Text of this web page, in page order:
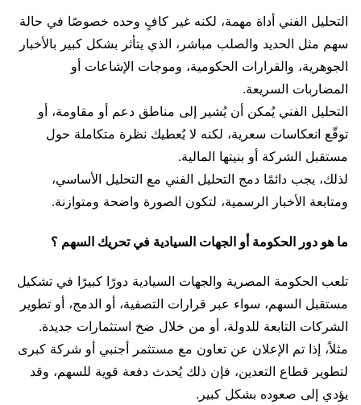
التحليل الفني أداة مهمة، لكنه غير كافٍ وحده خصوصًا في حالة
سهم مثل الحديد والصلب مباشر، الذي يتأثر بشكل كبير بالأخبار
الجوهرية، والقرارات الحكومية، وموجات الإشاعات أو
المضاربات السريعة.
التحليل الفني يُمكن أن يُشير إلى مناطق دعم أو مقاومة، أو
توقّع انعكاسات سعرية، لكنه لا يُعطيك نظرة متكاملة حول
مستقبل الشركة أو بنيتها المالية.
لذلك، يجب دائمًا دمج التحليل الفني مع التحليل الأساسي،
ومتابعة الأخبار الرسمية، لتكون الصورة واضحة ومتوازنة.
ما هو دور الحكومة أو الجهات السيادية في تحريك السهم ؟
تلعب الحكومة المصرية والجهات السيادية دورًا كبيرًا في تشكيل
مستقبل السهم، سواء عبر قرارات التصفية، أو الدمج، أو تطوير
الشركات التابعة للدولة، أو من خلال ضخ استثمارات جديدة.
مثلاً، إذا تم الإعلان عن تعاون مع مستثمر أجنبي أو شركة كبرى
لتطوير قطاع التعدين، فإن ذلك يُحدث دفعة قوية للسهم، وقد
يؤدي إلى صعوده بشكل كبير.